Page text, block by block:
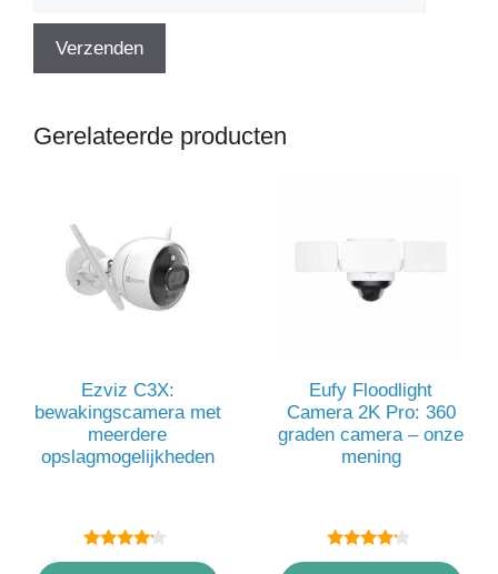
Gerelateerde producten
Ezviz C3X:
bewakingscamera met
meerdere
opslagmogelijkheden
4.00
Eufy Floodlight
Camera 2K Pro: 360
graden camera – onze
mening
4.00